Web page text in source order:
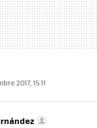
2017, 15:11